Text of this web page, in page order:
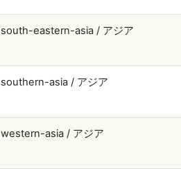
south-eastern-asia / アジア
southern-asia / アジア
western-asia / アジア